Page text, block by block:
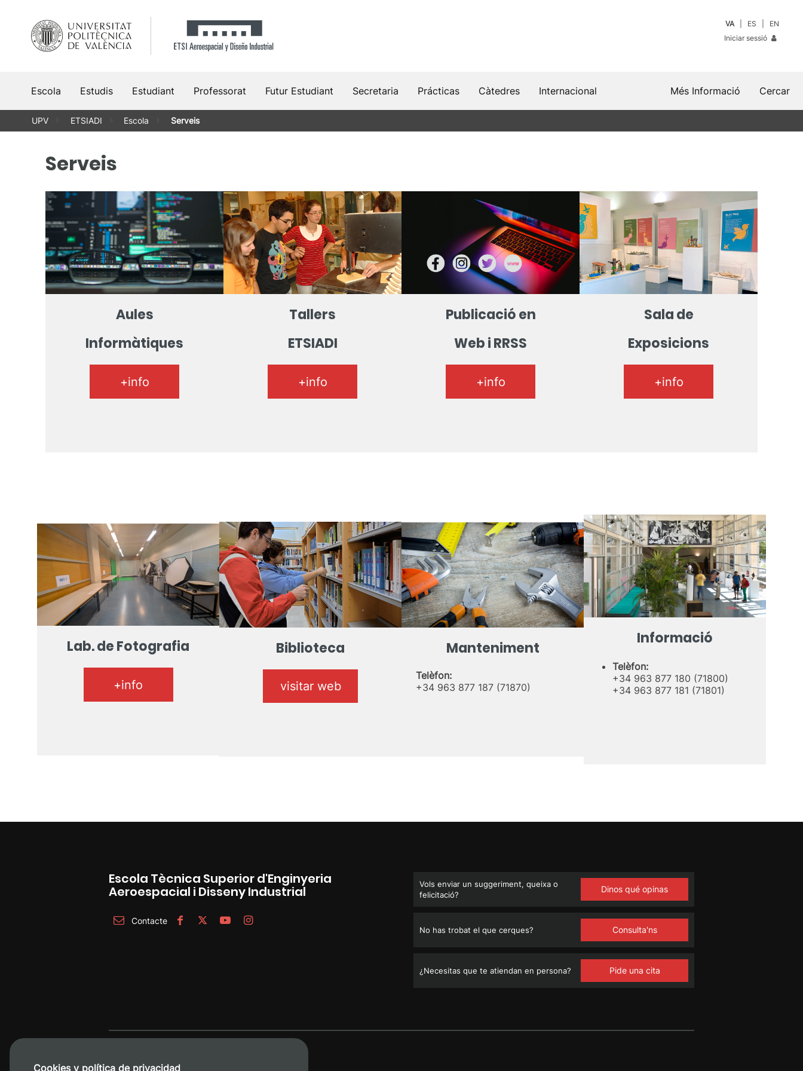
contingut
VA ES
EN
Iniciar sessió
Escola Estudis Estudiant Professorat Futur Estudiant Secretaria Prácticas Càtedres Internacional Cercar
Més Informació
UPV ETSIADI Escola Serveis
Serveis
Aules
Informàtiques
+info
Tallers
ETSIADI
+info
Publicació en
Web i RRSS
+info
Sala de
Exposicions
+info
Lab. de Fotografia
+info
Biblioteca
visitar web
Manteniment
Telèfon:
+34 963 877 187 (71870)
Informació
Telèfon:
+34 963 877 180 (71800)
+34 963 877 181 (71801)
Escola Tècnica Superior d'Enginyeria
Aeroespacial i Disseny Industrial
Contacte
Vols enviar un suggeriment, queixa o
felicitació?
Dinos qué opinas
No has trobat el que cerques? Consulta'ns
¿Necesitas que te atiendan en persona? Pide una cita
Cookies y política de privacidad